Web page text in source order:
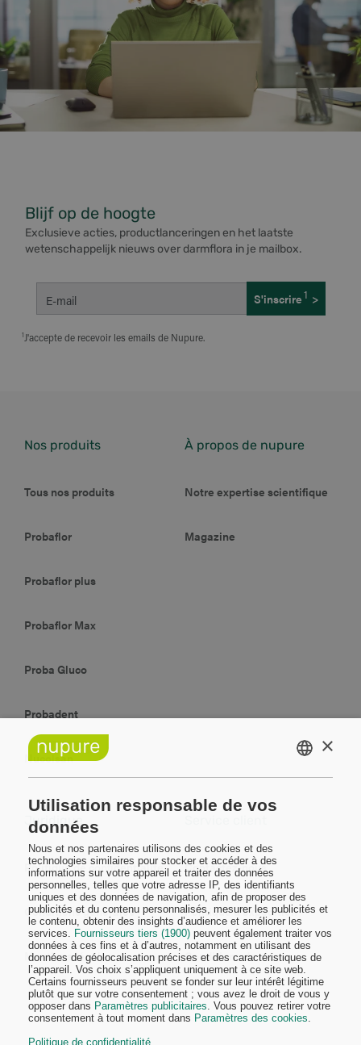
Blijf op de hoogte
Exclusieve acties, productlanceringen en het laatste
wetenschappelijk nieuws over darmflora in je mailbox.
E-mail S'inscrire1 >
J'accepte de recevoir les emails de Nupure.
Nos produits
Tous nos produits
Probaflor
Probaflor plus
Probaflor Max
Proba Gluco
Probadent
Nucolsan
À propos de nupure
Notre expertise scientifique
Magazine
Juridique
Politique de confidentialité
Conditions générales
Mentions légales
Contactez-nous
Politique d'expédition
Conditions de retour
×
Utilisation responsable de vos
données
Nous et nos partenaires utilisons des cookies et des
technologies similaires pour stocker et accéder à des
informations sur votre appareil et traiter des données
personnelles, telles que votre adresse IP, des identifiants
uniques et des données de navigation, afin de proposer des
publicités et du contenu personnalisés, mesurer les publicités et
le contenu, obtenir des insights d’audience et améliorer les
services. Fournisseurs tiers (1900) peuvent également traiter vos
données à ces fins et à d’autres, notamment en utilisant des
données de géolocalisation précises et des caractéristiques de
l’appareil. Vos choix s’appliquent uniquement à ce site web.
Certains fournisseurs peuvent se fonder sur leur intérêt légitime
plutôt que sur votre consentement ; vous avez le droit de vous y
opposer dans Paramètres publicitaires. Vous pouvez retirer votre
consentement à tout moment dans Paramètres des cookies.
Politique de confidentialité